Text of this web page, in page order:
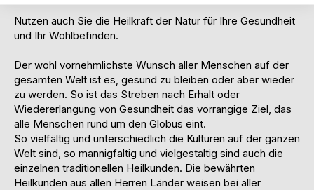
Nutzen auch Sie die Heilkraft der Natur für Ihre Gesundheit
und Ihr Wohlbefinden.
Der wohl vornehmlichste Wunsch aller Menschen auf der
gesamten Welt ist es, gesund zu bleiben oder aber wieder
zu werden. So ist das Streben nach Erhalt oder
Wiedererlangung von Gesundheit das vorrangige Ziel, das
alle Menschen rund um den Globus eint.
So vielfältig und unterschiedlich die Kulturen auf der ganzen
Welt sind, so mannigfaltig und vielgestaltig sind auch die
einzelnen traditionellen Heilkunden. Die bewährten
Heilkunden aus allen Herren Länder weisen bei aller